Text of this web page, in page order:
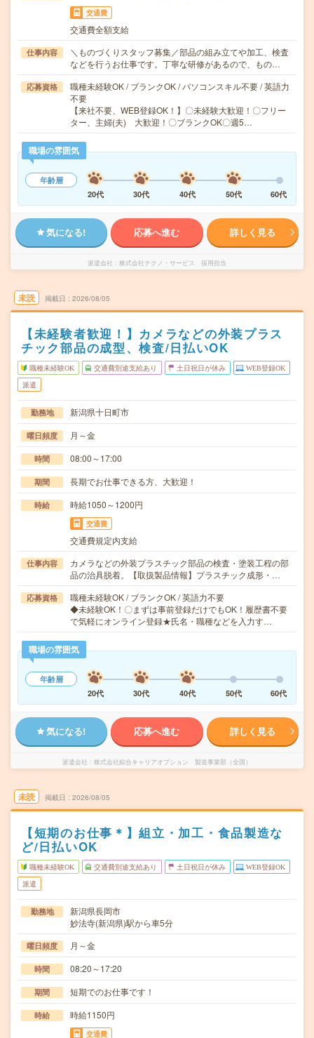
交通費
交通費全額支給
仕事内容
＼ものづくりスタッフ募集／部品の組み立てや加工、検査
などを行うお仕事です。丁寧な研修があるので、もの…
応募資格
職種未経験OK / ブランクOK / パソコンスキル不要 / 英語力
不要
【来社不要、WEB登録OK！】〇未経験大歓迎！〇フリー
ター、主婦(夫) 大歓迎！〇ブランクOK〇週5…
職場の雰囲気
年齢層
20代
30代 40代 50代 60代
気になる! 応募へ進む 詳しく見る
派遣会社 株式会社テクノ・サービス 採用担当
未読 掲載日 2026/08/05
【未経験者歓迎！】カメラなどの外装プラス
チック部品の成型、検査/日払いOK
職種未経験OK 交通費別途支給あり 土日祝日が休み WEB登録OK
派遣
勤務地 新潟県十日町市
曜日頻度 月～金
時間 08:00～17:00
期間 長期でお仕事できる方、大歓迎！
時給 時給1050～1200円
交通費
交通費規定内支給
仕事内容
カメラなどの外装プラスチック部品の検査・塗装工程の部
品の治具脱着。【取扱製品情報】プラスチック成形・…
応募資格
職種未経験OK / ブランクOK / 英語力不要
◆未経験OK！〇まずは事前登録だけでもOK！履歴書不要
で気軽にオンライン登録★氏名・職種などを入力す…
職場の雰囲気
年齢層
20代
30代 40代 50代 60代
気になる! 応募へ進む 詳しく見る
派遣会社 株式会社綜合キャリアオプション 製造事業部（全国）
未読 掲載日 2026/08/05
【短期のお仕事＊】組立・加工・食品製造な
ど/日払いOK
職種未経験OK 交通費別途支給あり 土日祝日が休み WEB登録OK
派遣
勤務地
新潟県長岡市
妙法寺(新潟県)駅から車5分
曜日頻度 月～金
時間 08:20～17:20
期間 短期でのお仕事です！
時給 時給1150円
交通費